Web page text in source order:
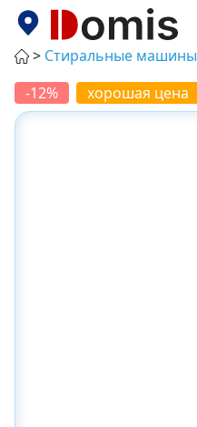
Стиральные машины
-12%
хорошая цена